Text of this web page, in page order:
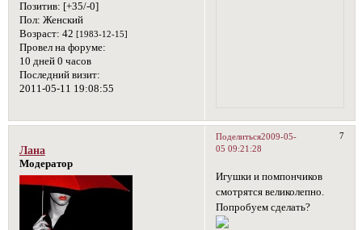
Позитив: [+35/-0]
Пол: Женский
Возраст: 42 [1983-12-15]
Провел на форуме:
10 дней 0 часов
Последний визит:
2011-05-11 19:08:55
Поделиться 7
2009-05-
05 09:21:28
Лана
Модератор
Игушки и помпончиков
смотрятся великолепно.
Попробуем сделать?